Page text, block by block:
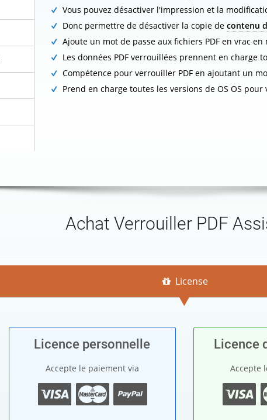
Vous pouvez désactiver l'impression et la
Donc permettre de désactiver la copie de contenu
Ajoute un mot de passe aux fichiers PDF en vrac en
Les données PDF verrouillées prennent en charge
Compétence pour verrouiller PDF en ajoutant un
Prend en charge toutes les versions de OS OS
Achat Verrouiller PDF
License
Licence personnelle
Accepte le paiement via
Licence
Accepte